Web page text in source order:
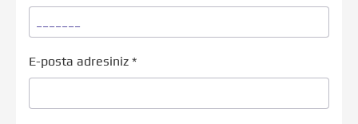
E-posta adresiniz *